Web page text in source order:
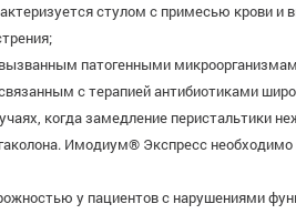
стулом с примесью крови и
патогенными
с терапией антибиотиками
когда замедление перистальтики
Имодиум® Экспресс
у пациентов с нарушениями